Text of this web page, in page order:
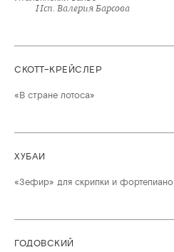
Исп. Валерия Барсова
СКОТТ–КРЕЙСЛЕР
«В стране лотоса»
ХУБАИ
«Зефир» для скрипки и фортепиано
ГОДОВСКИЙ